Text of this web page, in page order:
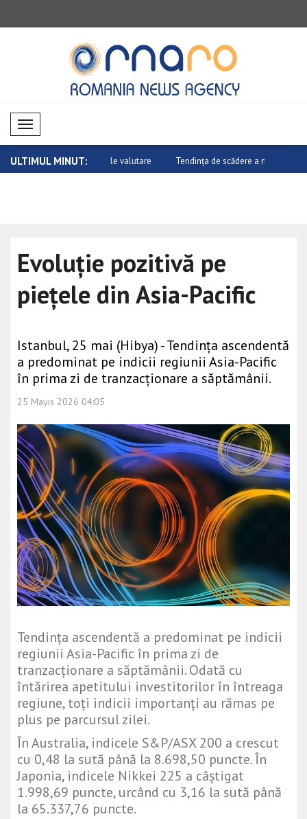
Mobil Menü
ULTIMUL MINUT:
pe piețele valutare Tendința de scădere a materiilor prime
Evoluție pozitivă pe
piețele din Asia-Pacific
Istanbul, 25 mai (Hibya) - Tendința ascendentă
a predominat pe indicii regiunii Asia-Pacific
în prima zi de tranzacționare a săptămânii.
25 Mayıs 2026 04:05
Tendința ascendentă a predominat pe indicii
regiunii Asia-Pacific în prima zi de
tranzacționare a săptămânii. Odată cu
întărirea apetitului investitorilor în întreaga
regiune, toți indicii importanți au rămas pe
plus pe parcursul zilei.
În Australia, indicele S&P/ASX 200 a crescut
cu 0,48 la sută până la 8.698,50 puncte. În
Japonia, indicele Nikkei 225 a câștigat
1.998,69 puncte, urcând cu 3,16 la sută până
la 65.337,76 puncte.